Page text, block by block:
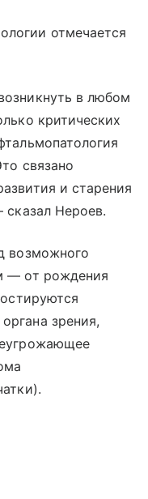
отмечается
в любом
критических
связано
и старения
сказал Нероев.
возможного
— от рождения
зрения,